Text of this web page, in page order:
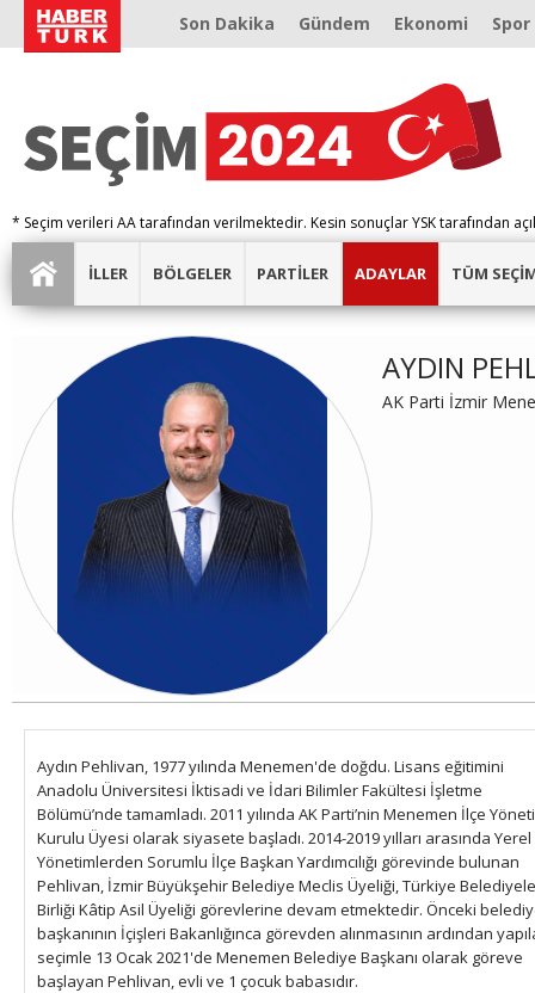
Son Dakika Gündem Ekonomi Spor
* Seçim verileri AA tarafından verilmektedir. Kesin sonuçlar YSK tarafından
İLLER BÖLGELER PARTİLER ADAYLAR TÜM
AYDIN
AK Parti İzmir
Aydın Pehlivan, 1977 yılında Menemen'de doğdu. Lisans eğitimini
Anadolu Üniversitesi İktisadi ve İdari Bilimler Fakültesi İşletme
Bölümü’nde tamamladı. 2011 yılında AK Parti’nin Menemen İlçe
Kurulu Üyesi olarak siyasete başladı. 2014-2019 yılları arasında Yerel
Yönetimlerden Sorumlu İlçe Başkan Yardımcılığı görevinde bulunan
Pehlivan, İzmir Büyükşehir Belediye Meclis Üyeliği, Türkiye
Birliği Kâtip Asil Üyeliği görevlerine devam etmektedir. Önceki
başkanının İçişleri Bakanlığınca görevden alınmasının ardından
seçimle 13 Ocak 2021'de Menemen Belediye Başkanı olarak göreve
başlayan Pehlivan, evli ve 1 çocuk babasıdır.